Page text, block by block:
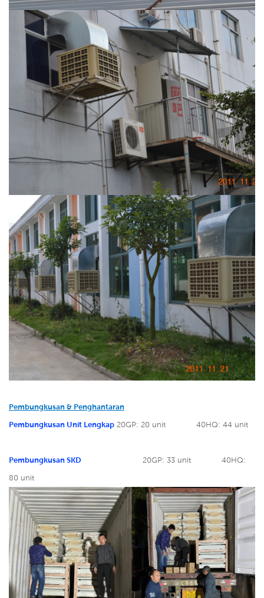
Pembungkusan & Penghantaran
Pembungkusan Unit Lengkap 20GP: 20 unit 40HQ: 44 unit
Pembungkusan SKD 20GP: 33 unit 40HQ:
80 unit